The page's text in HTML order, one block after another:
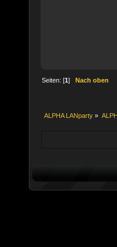
Seiten: [1]Nach oben
ALPHA LANparty »